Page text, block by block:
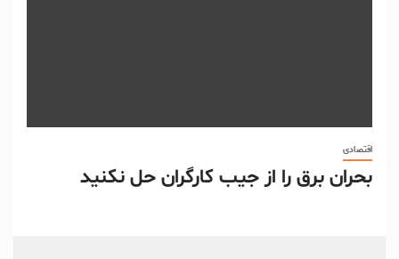
اقتصادی
بحران برق را از جیب کارگران حل نکنید